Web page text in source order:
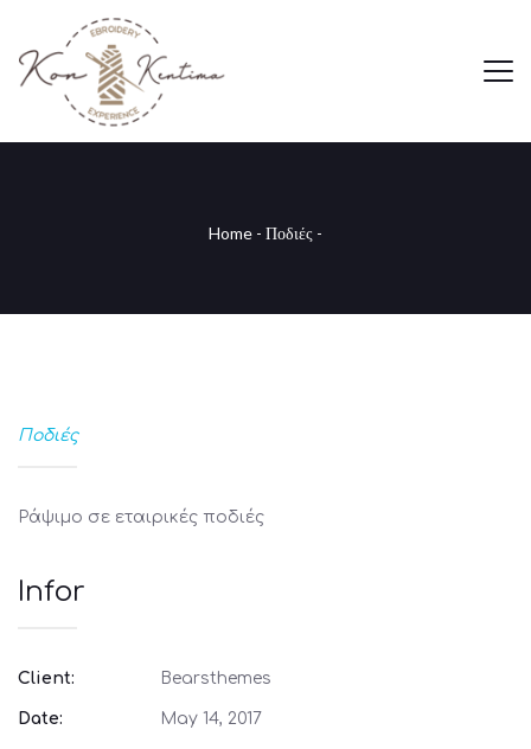
Home - Ποδιές -
Ποδιές
Ράψιμο σε εταιρικές ποδιές
Infor
Client: Bearsthemes
Date: May 14, 2017